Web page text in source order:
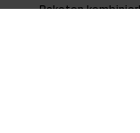
Paketen